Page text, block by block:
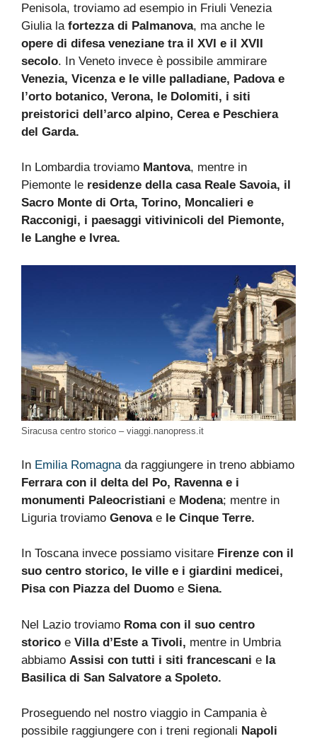
Penisola, troviamo ad esempio in Friuli Venezia
Giulia lafortezza di Palmanova, ma anche le
opere di difesa veneziane tra il XVI e il XVII
secolo. In Veneto invece è possibile ammirare
Venezia, Vicenza e le ville palladiane, Padova e
l’orto botanico, Verona, le Dolomiti, i siti
preistorici dell’arco alpino, Cerea e Peschiera
del Garda.
In Lombardia troviamo Mantova, mentre in
Piemonte le residenze della casa Reale Savoia, il
Sacro Monte di Orta, Torino, Moncalieri e
Racconigi, i paesaggi vitivinicoli del Piemonte,
le Langhe e Ivrea.
Siracusa centro storico – viaggi.nanopress.it
In Emilia Romagna da raggiungere in treno abbiamo
Ferrara con il delta del Po, Ravenna e i
monumenti Paleocristiani e Modena; mentre in
Liguria troviamo Genovae le Cinque Terre.
In Toscana invece possiamo visitare Firenze con il
suo centro storico, le ville e i giardini medicei,
Pisa con Piazza del Duomo e Siena.
Nel Lazio troviamo Roma con il suo centro
storico e Villa d’Este a Tivoli, mentre in Umbria
abbiamo Assisi con tutti i siti francescani e la
Basilica di San Salvatore a Spoleto.
Proseguendo nel nostro viaggio in Campania è
possibile raggiungere con i treni regionali Napoli